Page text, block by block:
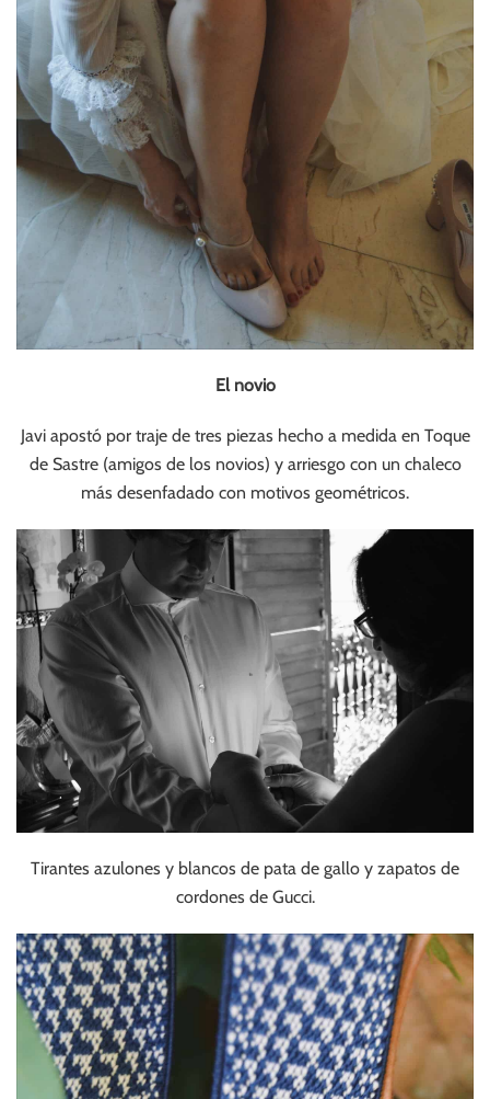
El novio
Javi apostó por traje de tres piezas hecho a medida en Toque
de Sastre (amigos de los novios) y arriesgo con un chaleco
más desenfadado con motivos geométricos.
Tirantes azulones y blancos de pata de gallo y zapatos de
cordones de Gucci.